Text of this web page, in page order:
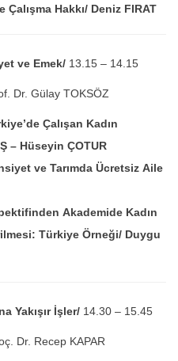
Çalışma Hakkı/ Deniz FIRAT
ve Emek/ 13.15 – 14.15
Dr. Gülay TOKSÖZ
Çalışan Kadın
– Hüseyin ÇOTUR
ve Tarımda Ücretsiz Aile
Akademide Kadın
Türkiye Örneği/ Duygu
Yakışır İşler/ 14.30 – 15.45
Dr. Recep KAPAR